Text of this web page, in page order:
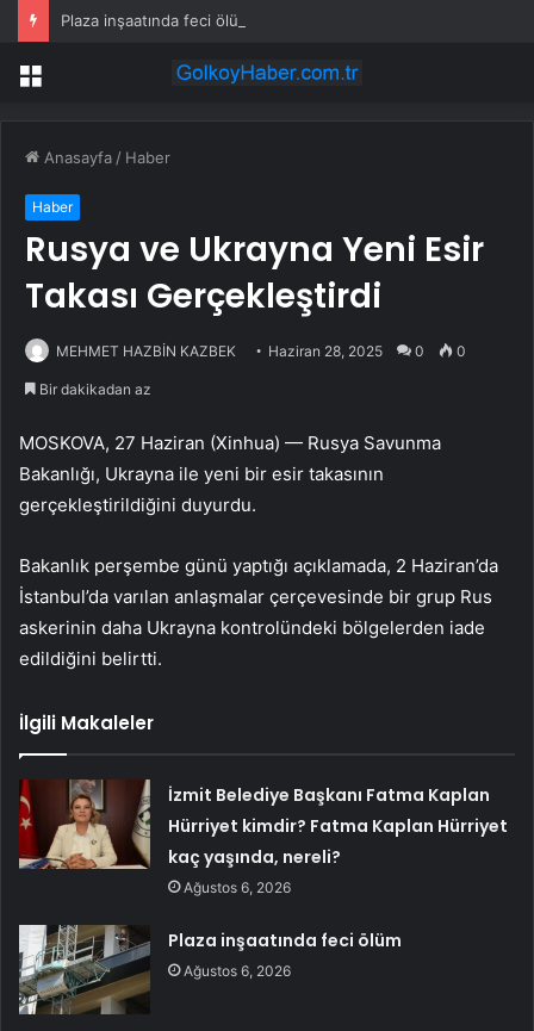
Plaza inşaatında feci ölüm
Menü
Anasayfa / Haber
Haber
Rusya ve Ukrayna Yeni Esir
Takası Gerçekleştirdi
MEHMET HAZBİN KAZBEK Haziran 28, 2025 0 0
Bir dakikadan az
MOSKOVA, 27 Haziran (Xinhua) — Rusya Savunma
Bakanlığı, Ukrayna ile yeni bir esir takasının
gerçekleştirildiğini duyurdu.
Bakanlık perşembe günü yaptığı açıklamada, 2 Haziran’da
İstanbul’da varılan anlaşmalar çerçevesinde bir grup Rus
askerinin daha Ukrayna kontrolündeki bölgelerden iade
edildiğini belirtti.
İlgili Makaleler
İzmit Belediye Başkanı Fatma Kaplan
Hürriyet kimdir? Fatma Kaplan Hürriyet
kaç yaşında, nereli?
Ağustos 6, 2026
Plaza inşaatında feci ölüm
Ağustos 6, 2026